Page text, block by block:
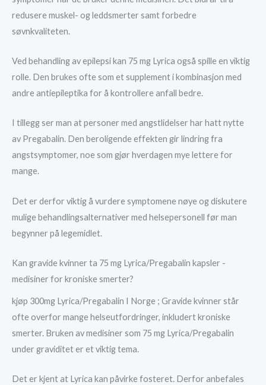
redusere muskel- og leddsmerter samt forbedre
søvnkvaliteten.
Ved behandling av epilepsi kan 75 mg Lyrica også spille en viktig
rolle. Den brukes ofte som et supplement i kombinasjon med
andre antiepileptika for å kontrollere anfall bedre.
I tillegg ser man at personer med angstlidelser har hatt nytte
av Pregabalin. Den beroligende effekten gir lindring fra
angstsymptomer, noe som gjør hverdagen mye lettere for
mange.
Det er derfor viktig å vurdere symptomene nøye og diskutere
mulige behandlingsalternativer med helsepersonell før man
begynner på legemidlet.
Kan gravide kvinner ta 75 mg Lyrica/Pregabalin kapsler -
medisiner for kroniske smerter?
kjøp 300mg Lyrica/Pregabalin I Norge ; Gravide kvinner står
ofte overfor mange helseutfordringer, inkludert kroniske
smerter. Bruken av medisiner som 75 mg Lyrica/Pregabalin
under graviditet er et viktig tema.
Det er kjent at Lyrica kan påvirke fosteret. Derfor anbefales